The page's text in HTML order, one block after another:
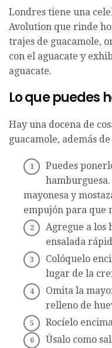
Londres tiene una
Avolution que rinde
trajes de guacamole,
con el aguacate y
aguacate.
Lo que puedes
Hay una docena de
guacamole, además
Puedes
mayonesa y
empujón para que
Agregue a los
ensalada
Colóquelo
lugar de la
Omita la
relleno de
Rocíelo
Úsalo como